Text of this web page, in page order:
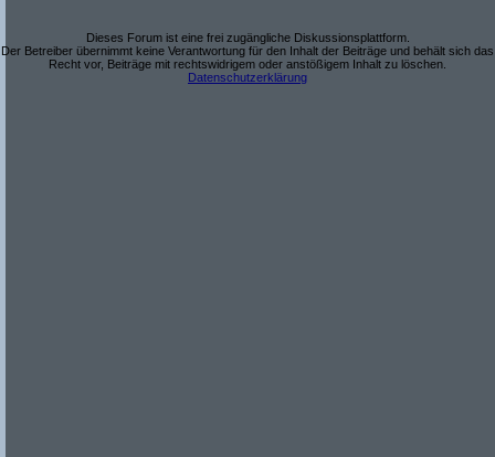
Dieses Forum ist eine frei zugängliche Diskussionsplattform.
Der Betreiber übernimmt keine Verantwortung für den Inhalt der Beiträge und behält sich das
Recht vor, Beiträge mit rechtswidrigem oder anstößigem Inhalt zu löschen.
Datenschutzerklärung